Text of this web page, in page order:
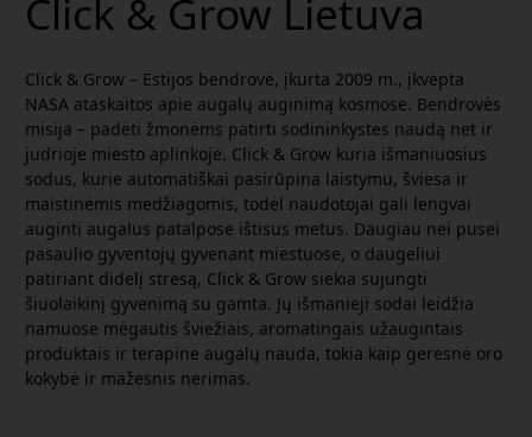
Click & Grow Lietuva
Click & Grow – Estijos bendrovė, įkurta 2009 m., įkvėpta
NASA ataskaitos apie augalų auginimą kosmose. Bendrovės
misija – padėti žmonėms patirti sodininkystės naudą net ir
judrioje miesto aplinkoje. Click & Grow kuria išmaniuosius
sodus, kurie automatiškai pasirūpina laistymu, šviesa ir
maistinėmis medžiagomis, todėl naudotojai gali lengvai
auginti augalus patalpose ištisus metus. Daugiau nei pusei
pasaulio gyventojų gyvenant miestuose, o daugeliui
patiriant didelį stresą, Click & Grow siekia sujungti
šiuolaikinį gyvenimą su gamta. Jų išmanieji sodai leidžia
namuose mėgautis šviežiais, aromatingais užaugintais
produktais ir terapine augalų nauda, tokia kaip geresnė oro
kokybė ir mažesnis nerimas.